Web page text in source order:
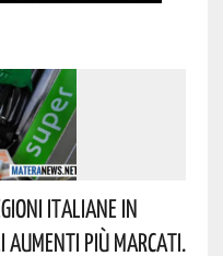
Italiane In
Più Marcati.